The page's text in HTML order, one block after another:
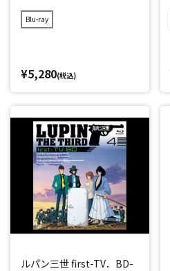
Blu-ray
¥5,280(税込)
ルパン三世 first-TV．BD-